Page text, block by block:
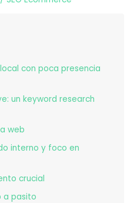
con poca presencia
un keyword research
web
interno y foco en
crucial
a pasito